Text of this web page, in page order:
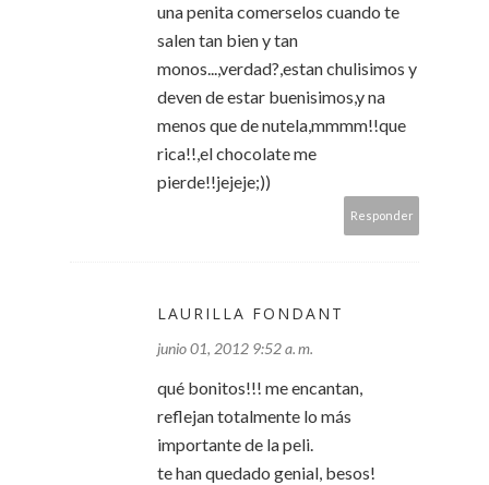
una penita comerselos cuando te
salen tan bien y tan
monos...,verdad?,estan chulisimos y
deven de estar buenisimos,y na
menos que de nutela,mmmm!!que
rica!!,el chocolate me
pierde!!jejeje;))
Responder
LAURILLA FONDANT
junio 01, 2012 9:52 a. m.
qué bonitos!!! me encantan,
reflejan totalmente lo más
importante de la peli.
te han quedado genial, besos!